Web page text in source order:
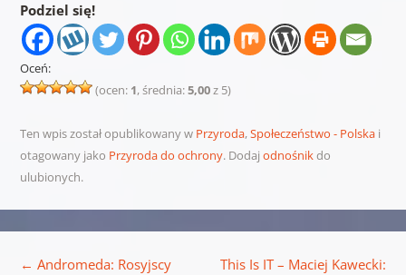
Podziel się!
Oceń:
(ocen: 1, średnia:5,00z 5)
Ten wpis został opublikowany w Przyroda,Społeczeństwo - Polskai
otagowany jako Przyroda do ochrony. Dodaj odnośnikdo
ulubionych.
← Andromeda: Rosyjscy
This Is IT – Maciej Kawecki: